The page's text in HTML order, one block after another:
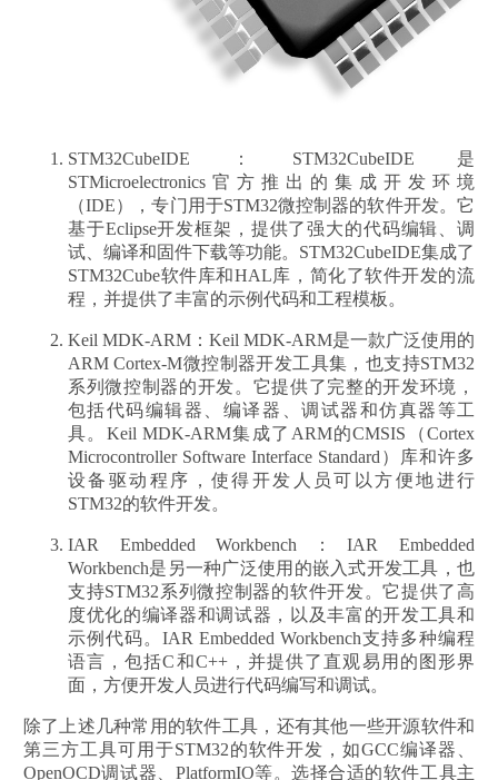
STM32CubeIDE：STM32CubeIDE是
STMicroelectronics官方推出的集成开发环境
（IDE），专门用于STM32微控制器的软件开发。它
基于Eclipse开发框架，提供了强大的代码编辑、调
试、编译和固件下载等功能。STM32CubeIDE集成了
STM32Cube软件库和HAL库，简化了软件开发的流
程，并提供了丰富的示例代码和工程模板。
Keil MDK-ARM：Keil MDK-ARM是一款广泛使用的
ARM Cortex-M微控制器开发工具集，也支持STM32
系列微控制器的开发。它提供了完整的开发环境，
包括代码编辑器、编译器、调试器和仿真器等工
具。Keil MDK-ARM集成了ARM的CMSIS（Cortex
Microcontroller Software Interface Standard）库和许多
设备驱动程序，使得开发人员可以方便地进行
STM32的软件开发。
IAR Embedded Workbench：IAR Embedded
Workbench是另一种广泛使用的嵌入式开发工具，也
支持STM32系列微控制器的软件开发。它提供了高
度优化的编译器和调试器，以及丰富的开发工具和
示例代码。IAR Embedded Workbench支持多种编程
语言，包括C和C++，并提供了直观易用的图形界
面，方便开发人员进行代码编写和调试。
除了上述几种常用的软件工具，还有其他一些开源软件和
第三方工具可用于STM32的软件开发，如GCC编译器、
OpenOCD调试器、PlatformIO等。选择合适的软件工具主